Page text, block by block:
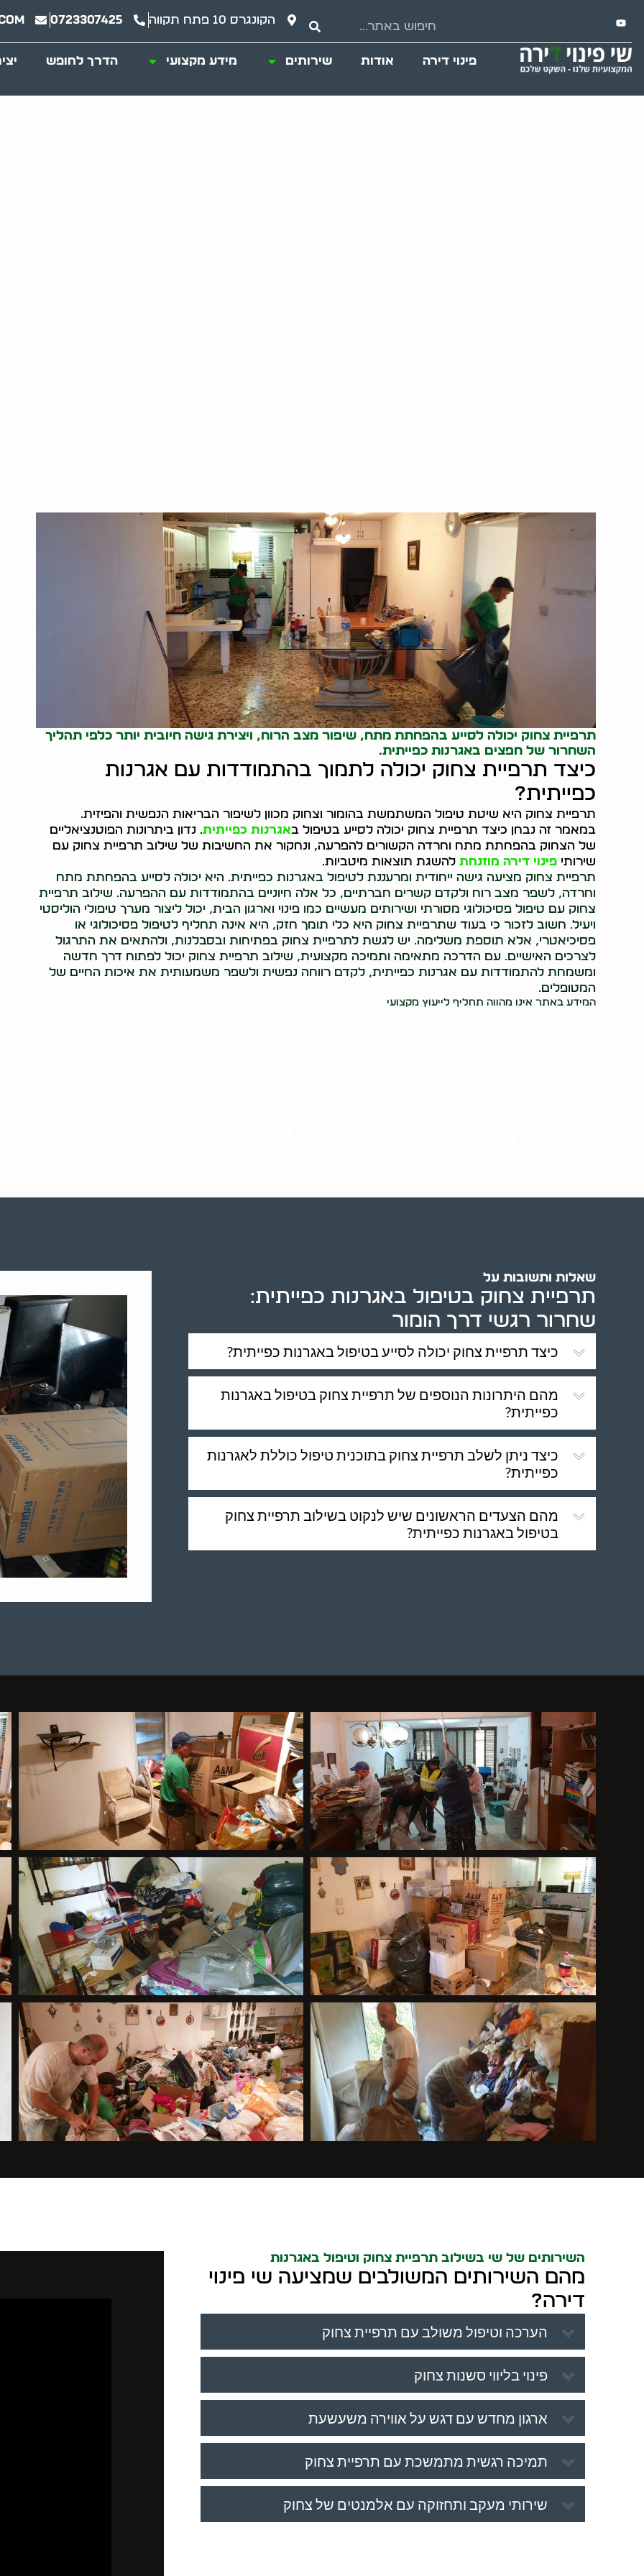
הקונגרס 10 פתח תקווה 0723307425
פינוי דירה אודות שירותים מידע מקצועי הדרך לחופש
תרפיית צחוק יכולה לסייע בהפחתת מתח, שיפור מצב הרוח, ויצירת גישה חיובית יותר כלפי תהליך
השחרור של חפצים באגרנות כפייתית.
כיצד תרפיית צחוק יכולה לתמוך בהתמודדות עם אגרנות
כפייתית?
תרפיית צחוק היא שיטת טיפול המשתמשת בהומור וצחוק מכוון לשיפור הבריאות הנפשית והפיזית.
במאמר זה נבחן כיצד תרפיית צחוק יכולה לסייע בטיפול באגרנות כפייתית. נדון ביתרונות הפוטנציאליים
של הצחוק בהפחתת מתח וחרדה הקשורים להפרעה, ונחקור את החשיבות של שילוב תרפיית צחוק עם
שירותיפינוי דירה מוזנחת להשגת תוצאות מיטביות.
תרפיית צחוק מציעה גישה ייחודית ומרעננת לטיפול באגרנות כפייתית. היא יכולה לסייע בהפחתת מתח
וחרדה, לשפר מצב רוח ולקדם קשרים חברתיים, כל אלה חיוניים בהתמודדות עם ההפרעה. שילוב תרפיית
צחוק עם טיפול פסיכולוגי מסורתי ושירותים מעשיים כמו פינוי וארגון הבית, יכול ליצור מערך טיפולי הוליסטי
ויעיל. חשוב לזכור כי בעוד שתרפיית צחוק היא כלי תומך חזק, היא אינה תחליף לטיפול פסיכולוגי או
פסיכיאטרי, אלא תוספת משלימה. יש לגשת לתרפיית צחוק בפתיחות ובסבלנות, ולהתאים את התרגול
לצרכים האישיים. עם הדרכה מתאימה ותמיכה מקצועית, שילוב תרפיית צחוק יכול לפתוח דרך חדשה
ומשמחת להתמודדות עם אגרנות כפייתית, לקדם רווחה נפשית ולשפר משמעותית את איכות החיים של
המטופלים.
המידע באתר אינו מהווה תחליף לייעוץ מקצועי
שאלות ותשובות על
תרפיית צחוק בטיפול באגרנות כפייתית:
שחרור רגשי דרך הומור
כיצד תרפיית צחוק יכולה לסייע בטיפול באגרנות כפייתית?
מהם היתרונות הנוספים של תרפיית צחוק בטיפול באגרנות
כפייתית?
כיצד ניתן לשלב תרפיית צחוק בתוכנית טיפול כוללת לאגרנות
כפייתית?
מהם הצעדים הראשונים שיש לנקוט בשילוב תרפיית צחוק
בטיפול באגרנות כפייתית?
השירותים של שי בשילוב תרפיית צחוק וטיפול באגרנות
מהם השירותים המשולבים שמציעה שי פינוי
דירה?
הערכה וטיפול משולב עם תרפיית צחוק
פינוי בליווי סשנות צחוק
ארגון מחדש עם דגש על אווירה משעשעת
תמיכה רגשית מתמשכת עם תרפיית צחוק
שירותי מעקב ותחזוקה עם אלמנטים של צחוק